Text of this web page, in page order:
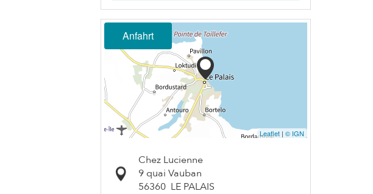
Anfahrt
Leaflet | © IGN
Chez Lucienne
9 quai Vauban
56360 LE PALAIS